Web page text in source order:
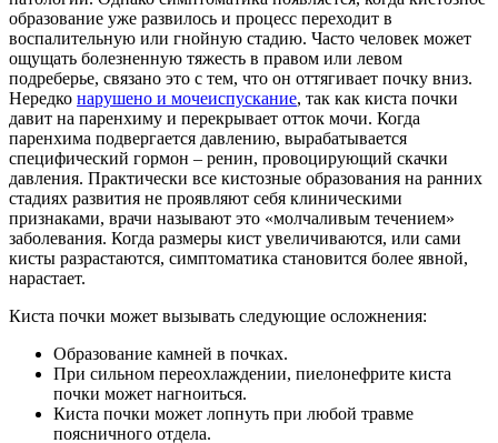
образование уже развилось и процесс переходит в
воспалительную или гнойную стадию. Часто человек может
ощущать болезненную тяжесть в правом или левом
подреберье, связано это с тем, что он оттягивает почку вниз.
Нередко нарушено и мочеиспускание, так как киста почки
давит на паренхиму и перекрывает отток мочи. Когда
паренхима подвергается давлению, вырабатывается
специфический гормон – ренин, провоцирующий скачки
давления. Практически все кистозные образования на ранних
стадиях развития не проявляют себя клиническими
признаками, врачи называют это «молчаливым течением»
заболевания. Когда размеры кист увеличиваются, или сами
кисты разрастаются, симптоматика становится более явной,
нарастает.
Киста почки может вызывать следующие осложнения:
Образование камней в почках.
При сильном переохлаждении, пиелонефрите киста
почки может нагноиться.
Киста почки может лопнуть при любой травме
поясничного отдела.